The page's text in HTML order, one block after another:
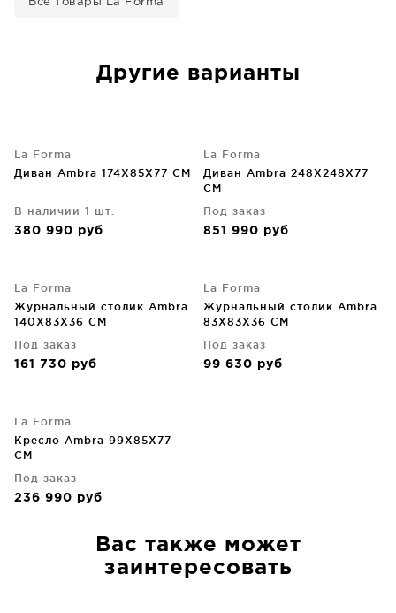
Все товары La Forma
Другие варианты
La Forma
Диван Ambra 174X85X77 CM
В наличии 1 шт.
380 990 руб
La Forma
Диван Ambra 248X248X77
CM
Под заказ
851 990 руб
La Forma
Журнальный столик Ambra
140X83X36 CM
Под заказ
161 730 руб
La Forma
Журнальный столик Ambra
83X83X36 CM
Под заказ
99 630 руб
La Forma
Кресло Ambra 99X85X77
CM
Под заказ
236 990 руб
Вас также может
заинтересовать